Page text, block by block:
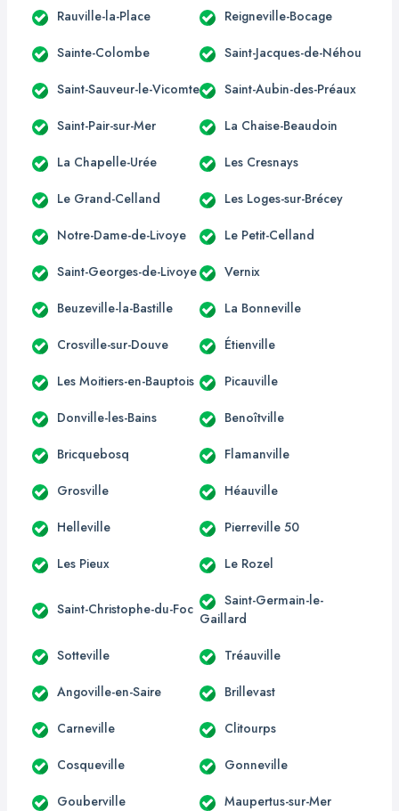
Rauville-la-Place Reigneville-Bocage
Sainte-Colombe Saint-Jacques-de-Néhou
Saint-Sauveur-le-Vicomte Saint-Aubin-des-Préaux
Saint-Pair-sur-Mer La Chaise-Beaudoin
La Chapelle-Urée Les Cresnays
Le Grand-Celland Les Loges-sur-Brécey
Notre-Dame-de-Livoye Le Petit-Celland
Saint-Georges-de-Livoye Vernix
Beuzeville-la-Bastille La Bonneville
Crosville-sur-Douve Étienville
Les Moitiers-en-Bauptois Picauville
Donville-les-Bains Benoîtville
Bricquebosq Flamanville
Grosville Héauville
Helleville Pierreville 50
Les Pieux Le Rozel
Saint-Christophe-du-Foc
Saint-Germain-le-
Gaillard
Sotteville Tréauville
Angoville-en-Saire Brillevast
Carneville Clitourps
Cosqueville Gonneville
Gouberville Maupertus-sur-Mer